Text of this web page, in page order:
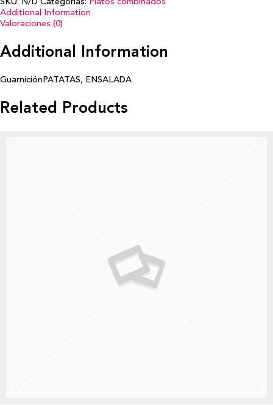
SKU: N/D Categorías: Platos combinados
Additional Information
Valoraciones (0)
Additional Information
GuarniciónPATATAS, ENSALADA
Related Products